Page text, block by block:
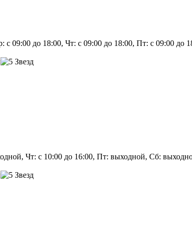
с 09:00 до 18:00, Чт: с 09:00 до 18:00, Пт: с 09:00 до
Чт: с 10:00 до 16:00, Пт: выходной, Сб: